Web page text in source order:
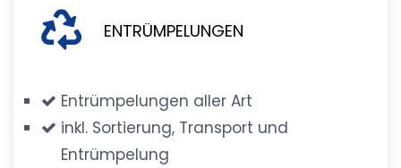
ENTRÜMPELUNGEN
Entrümpelungen aller Art
inkl. Sortierung, Transport und
Entrümpelung